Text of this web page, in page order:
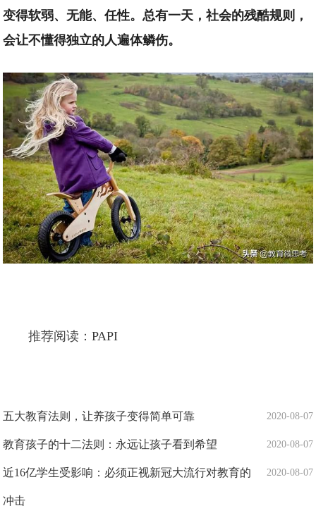
变得软弱、无能、任性。总有一天，社会的残酷规则，
会让不懂得独立的人遍体鳞伤。
推荐阅读：PAPI
2020-08-07
五大教育法则，让养孩子变得简单可靠
2020-08-07
教育孩子的十二法则：永远让孩子看到希望
2020-08-07
近16亿学生受影响：必须正视新冠大流行对教育的
冲击